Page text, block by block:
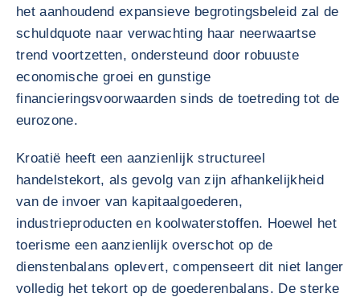
het aanhoudend expansieve begrotingsbeleid zal de
schuldquote naar verwachting haar neerwaartse
trend voortzetten, ondersteund door robuuste
economische groei en gunstige
financieringsvoorwaarden sinds de toetreding tot de
eurozone.
Kroatië heeft een aanzienlijk structureel
handelstekort, als gevolg van zijn afhankelijkheid
van de invoer van kapitaalgoederen,
industrieproducten en koolwaterstoffen. Hoewel het
toerisme een aanzienlijk overschot op de
dienstenbalans oplevert, compenseert dit niet langer
volledig het tekort op de goederenbalans. De sterke